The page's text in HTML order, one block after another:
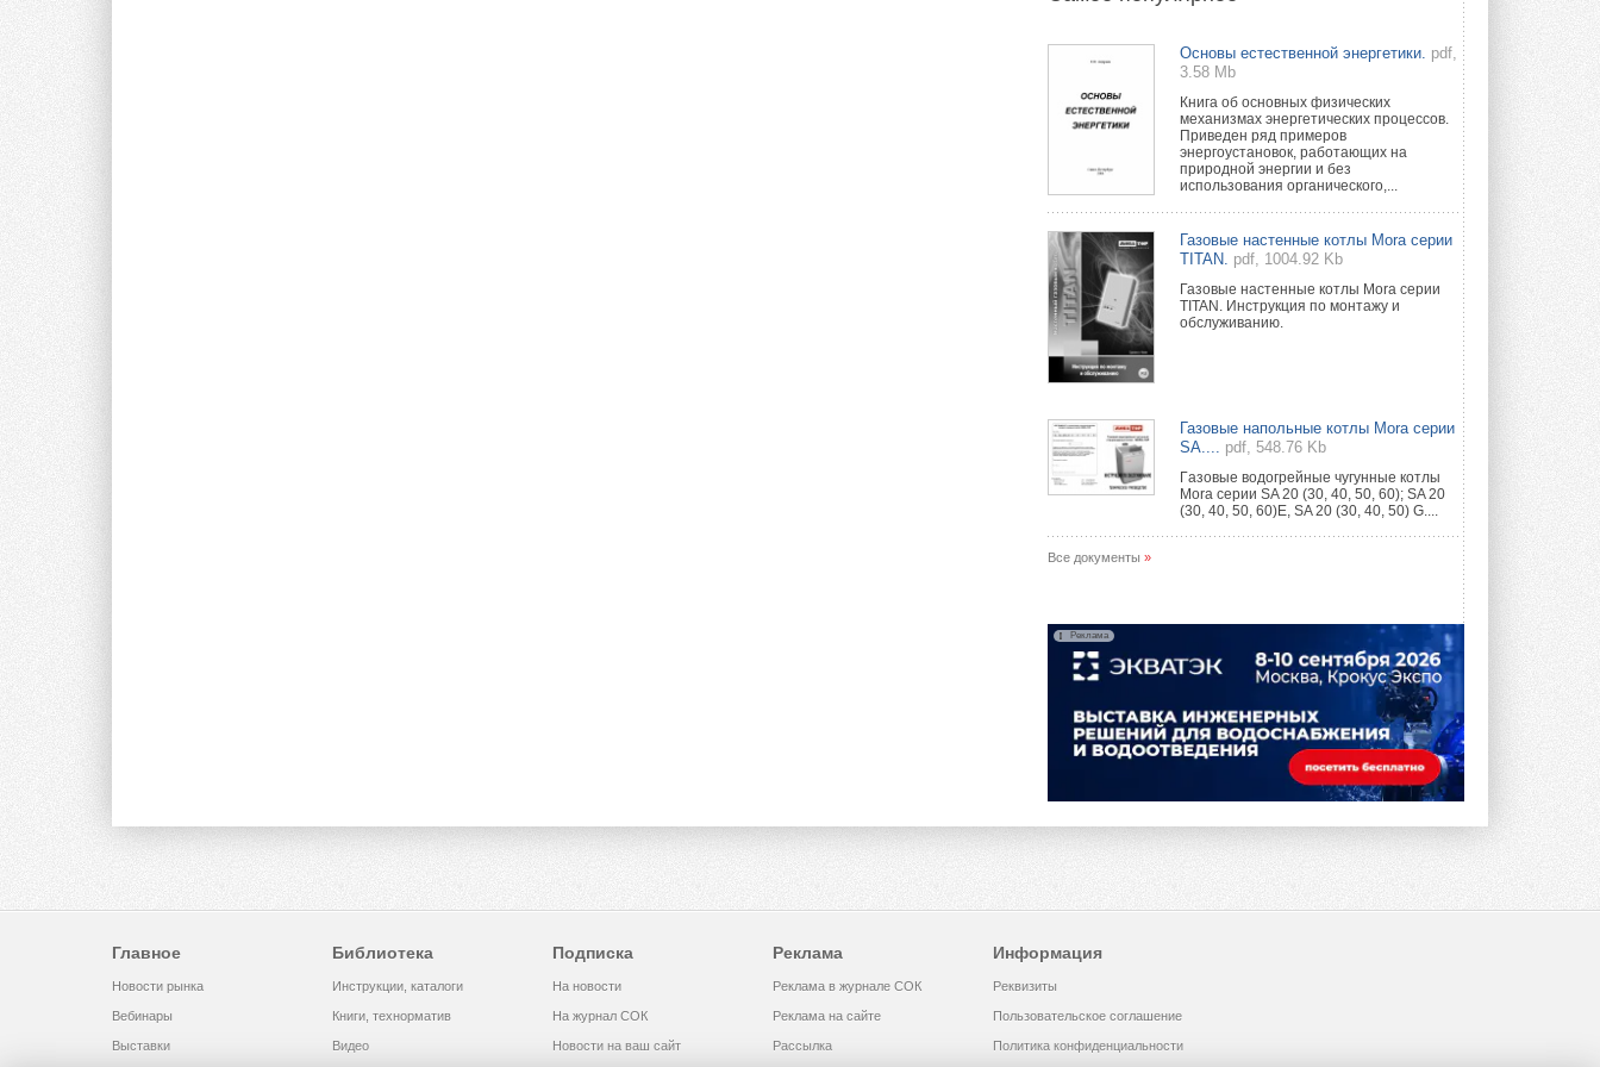
Midea открылся в Сургуте
Компания «Даичи» совместно с
партнером «Энердрим» открыла новый
фирменный магазин Midea в Сургуте ...
29 ИЮЛЯ 2026
Токио — лидер по
интенсивности использования
кондиционеров
Данные получены в ходе очередного
опроса Daikin о восприятии жары ...
28 ИЮЛЯ 2026
CDU производства LG прошёл
В Великобритании предлагают
сделать кондиционирование
обязательным для новостроек
Либеральные демократы внесли
предложение оснащать все новые ...
производство холодильной
техники и теплообменного
оборудования
Проект реализует компания «ВЕЗА» ...
Ридан объявил о старте продаж
автоматического
балансировочного клапана
Клапан APT‑R3 производится на заводе
Шумоглушители собственного
производства от компании
TURKOV
Aquatherm Almaty 2026:
ключевая платформа для
Основы естественной энергетики. pdf,
3.58 Mb
Книга об основных физических
механизмах энергетических процессов.
Приведен ряд примеров
энергоустановок, работающих на
природной энергии и без
использования органического,...
Газовые настенные котлы Mora серии
TITAN. pdf, 1004.92 Kb
Газовые настенные котлы Mora серии
TITAN. Инструкция по монтажу и
обслуживанию.
Газовые напольные котлы Mora серии
SA....
pdf, 548.76 Kb
Гaзовые водогрeйные чугунные котлы
Mora серии SA 20 (30, 40, 50, 60); SA 20
(30, 40, 50, 60)E, SA 20 (30, 40, 50) G....
Все документы »
Реклама
Главное
Новости рынка
Вебинары
Выставки
Библиотека
Инструкции, каталоги
Книги, технорматив
Видео
Подписка
На новости
На журнал СОК
Новости на ваш сайт
Реклама
Реклама в журнале СОК
Реклама на сайте
Рассылка
Информация
Реквизиты
Пользовательское соглашение
Политика конфиденциальности